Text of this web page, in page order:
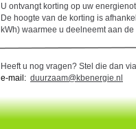
U ontvangt korting op uw
De hoogte van de korting is
kWh) waarmee u deelneemt aan
Heeft u nog vragen? Stel die dan
e-mail: duurzaam@kbenergie.nl